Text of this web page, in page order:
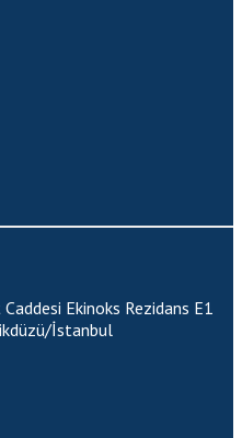
Ekinoks Rezidans E1
İstanbul